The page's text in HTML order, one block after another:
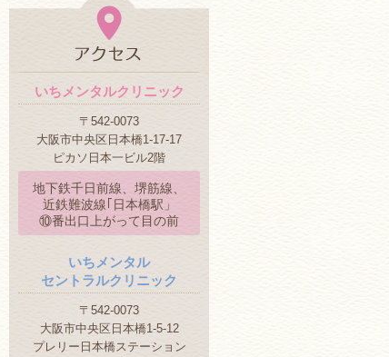
いちメンタルクリニック
〒542-0073
大阪市中央区日本橋1-17-17
ピカソ日本一ビル2階
地下鉄千日前線、堺筋線、
近鉄難波線｢日本橋駅」
⑩番出口上がって目の前
いちメンタル
セントラルクリニック
〒542-0073
大阪市中央区日本橋1-5-12
プレリー日本橋ステーション